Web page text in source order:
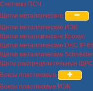
Счетчики ПСЧ
Щитки металлические
Щитки металлические ИЭК
Щитки металлические Кронус
Щитки металлические DKC IP-65
Щитки металлические
Щиты распределительные
Боксы пластиковые
Боксы пластиковые ИЭК